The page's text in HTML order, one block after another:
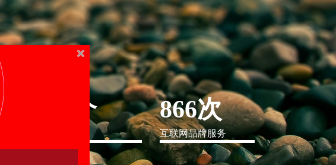
软件行业解决方案
95个 866次
互联网品牌服务